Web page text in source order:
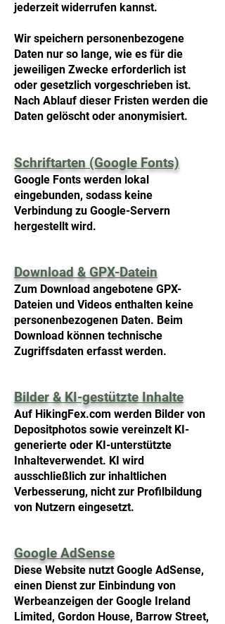
jederzeit widerrufen kannst.
Wir speichern personenbezogene
Daten nur so lange, wie es für die
jeweiligen Zwecke erforderlich ist
oder gesetzlich vorgeschrieben ist.
Nach Ablauf dieser Fristen werden die
Daten gelöscht oder anonymisiert.
Schriftarten (Google Fonts)
Google Fonts werden lokal
eingebunden, sodass keine
Verbindung zu Google-Servern
hergestellt wird.
Download & GPX-Datein
Zum Download angebotene GPX-
Dateien und Videos enthalten keine
personenbezogenen Daten. Beim
Download können technische
Zugriffsdaten erfasst werden.
Bilder & KI-gestützte Inhalte
Auf HikingFex.com werden Bilder von
Depositphotos sowie vereinzelt KI-
generierte oder KI-unterstützte
Inhalteverwendet. KI wird
ausschließlich zur inhaltlichen
Verbesserung, nicht zur Profilbildung
von Nutzern eingesetzt.
Google AdSense
Diese Website nutzt Google AdSense,
einen Dienst zur Einbindung von
Werbeanzeigen der Google Ireland
Limited, Gordon House, Barrow Street,